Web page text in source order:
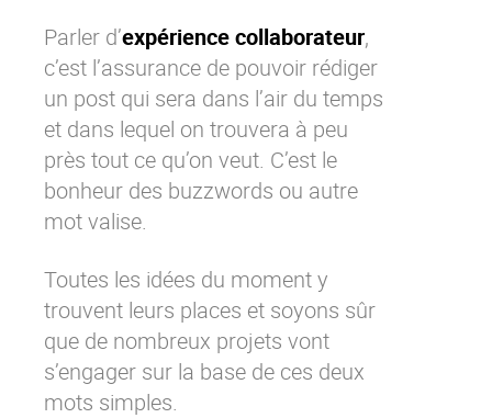
Internationalisation
Mobile
No code
Intégrations
IA maitrisée
Architecture
Sécurité
Open source
Offre Enterprise
Parler d’expérience collaborateur,
c’est l’assurance de pouvoir rédiger
un post qui sera dans l’air du temps
et dans lequel on trouvera à peu
près tout ce qu’on veut. C’est le
bonheur des buzzwords ou autre
mot valise.
Toutes les idées du moment y
trouvent leurs places et soyons sûr
que de nombreux projets vont
s’engager sur la base de ces deux
mots simples.